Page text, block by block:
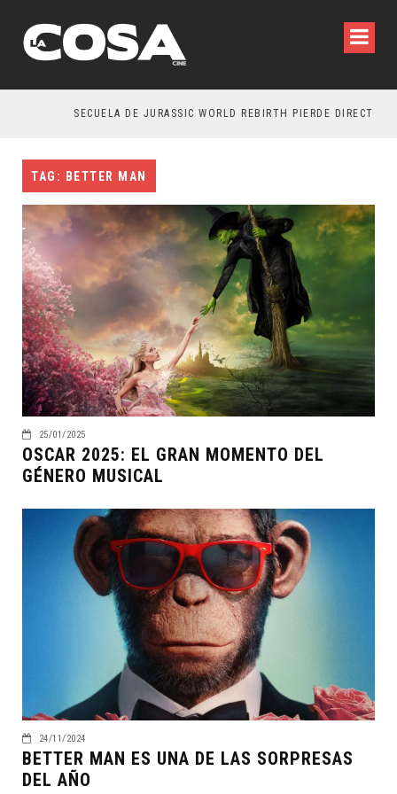
SECUELA DE JURASSIC WORLD REBIRTH PIERDE DIRECTOR
TAG: BETTER MAN
25/01/2025
OSCAR 2025: EL GRAN MOMENTO DEL
GÉNERO MUSICAL
24/11/2024
BETTER MAN ES UNA DE LAS SORPRESAS
DEL AÑO